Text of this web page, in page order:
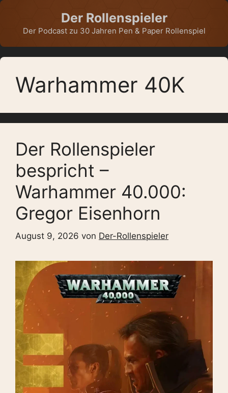
Zum
springen
Der Rollenspieler
Der Podcast zu 30 Jahren Pen & Paper Rollenspiel
Warhammer 40K
Der Rollenspieler
bespricht –
Warhammer 40.000:
Gregor Eisenhorn
August 9, 2026 von Der-Rollenspieler